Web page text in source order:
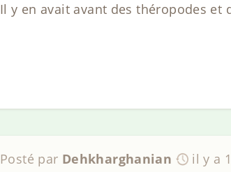
Il y en avait avant des théropodes et
Posté par Dehkharghanian il y a